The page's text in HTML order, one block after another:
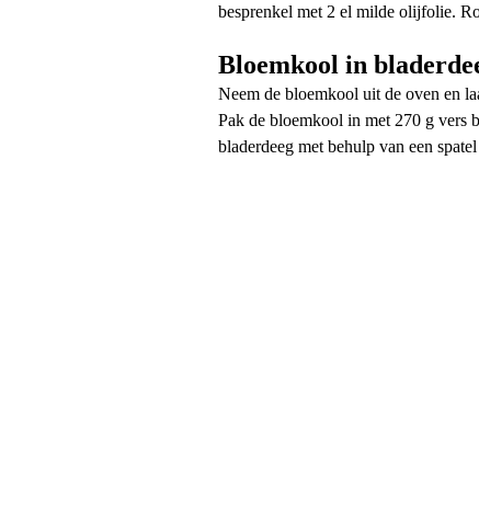
besprenkel met 2 el milde olijfolie.
Bloemkool in
Neem de bloemkool uit de oven en
Pak de bloemkool in met 270 g vers
bladerdeeg met behulp van een